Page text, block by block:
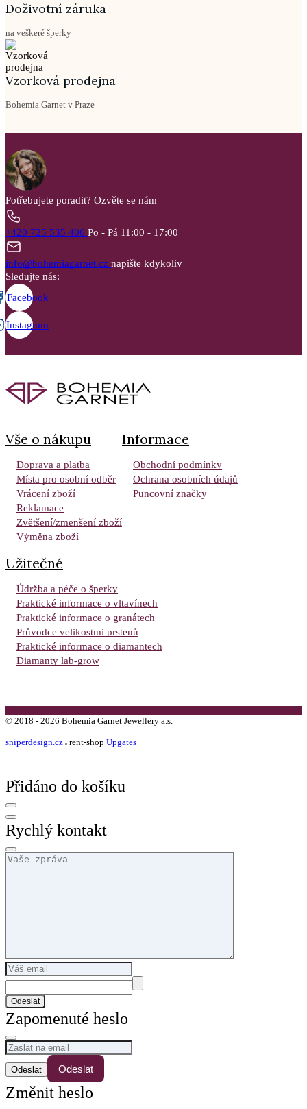
Doživotní záruka
na veškeré šperky
Vzorková prodejna
Bohemia Garnet v Praze
Potřebujete poradit? Ozvěte se nám
+420 725 535 406 Po - Pá 11:00 - 17:00
info@bohemiagarnet.cz napište kdykoliv
Sledujte nás:
Facebook
Instagram
Vše o nákupu
Doprava a platba
Místa pro osobní odběr
Vrácení zboží
Reklamace
Zvětšení/zmenšení zboží
Výměna zboží
Informace
Obchodní podmínky
Ochrana osobních údajů
Puncovní značky
Užitečné
Údržba a péče o šperky
Praktické informace o vltavínech
Praktické informace o granátech
Průvodce velikostmi prstenů
Praktické informace o diamantech
Diamanty lab-grow
© 2018 - 2026 Bohemia Garnet Jewellery a.s.
sniperdesign.cz rent-shop Upgates
Přidáno do košíku
Rychlý kontakt
Odeslat
Zapomenuté heslo
Odeslat
Změnit heslo